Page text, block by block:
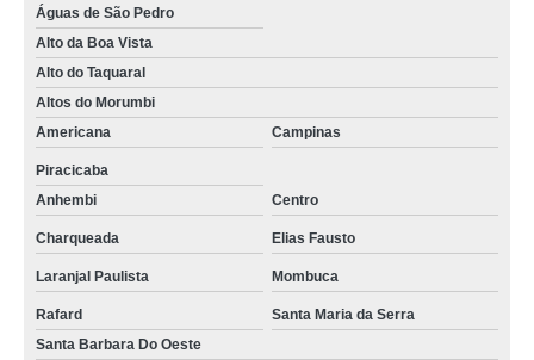
Águas de São Pedro
Alto da Boa Vista
Alto do Taquaral
Altos do Morumbi
Americana
Campinas
Piracicaba
Anhembi
Centro
Charqueada Elias Fausto
Laranjal Paulista Mombuca
Rafard
Santa Maria da Serra
Santa Barbara Do Oeste